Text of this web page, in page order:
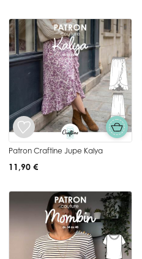
Patron Craftine Jupe Kalya
11,90 €